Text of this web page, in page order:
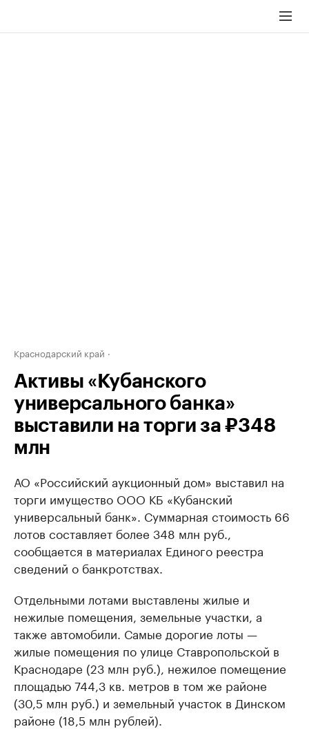
Краснодарский край
Активы «Кубанского
универсального банка»
выставили на торги за ₽348
млн
АО «Российский аукционный дом» выставил на
торги имущество ООО КБ «Кубанский
универсальный банк». Суммарная стоимость 66
лотов составляет более 348 млн руб.,
сообщается в материалах Единого реестра
сведений о банкротствах.
Отдельными лотами выставлены жилые и
нежилые помещения, земельные участки, а
также автомобили. Самые дорогие лоты —
жилые помещения по улице Ставропольской в
Краснодаре (23 млн руб.), нежилое помещение
площадью 744,3 кв. метров в том же районе
(30,5 млн руб.) и земельный участок в Динском
районе (18,5 млн рублей).